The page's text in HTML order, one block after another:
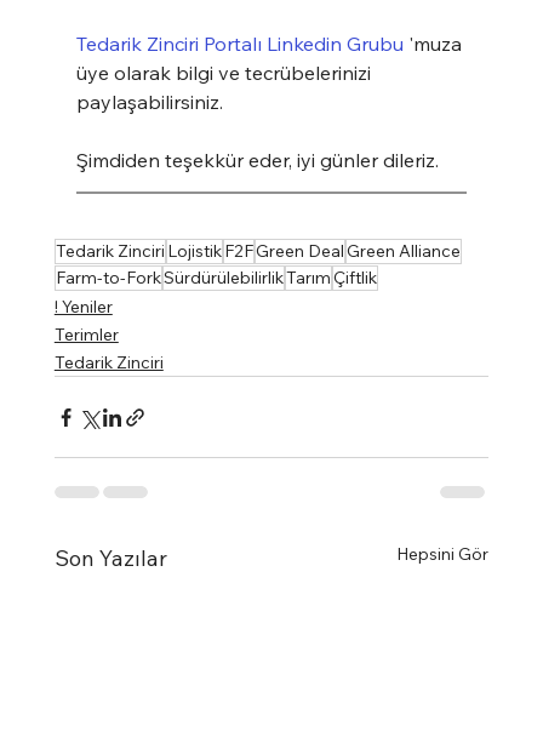
Tedarik Zinciri Portalı Linkedin Grubu 'muza
üye olarak bilgi ve tecrübelerinizi
paylaşabilirsiniz.
Şimdiden teşekkür eder, iyi günler dileriz.
Tedarik Zinciri LojistikF2FGreen DealGreen Alliance
Farm-to-ForkSürdürülebilirlikTarımÇiftlik
! Yeniler
Terimler
Tedarik Zinciri
Son Yazılar Hepsini Gör